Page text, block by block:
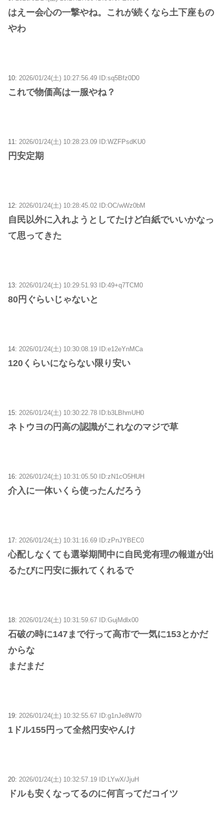
はえー会心の一撃やね。これが続くなら土下座もの
やわ
10: 2026/01/24(土) 10:27:56.49 ID:sq5Bfz0D0
これで物価高は一服やね？
11: 2026/01/24(土) 10:28:23.09 ID:WZFPsdKU0
円安定期
12: 2026/01/24(土) 10:28:45.02 ID:OC/wWz0bM
自民以外に入れようとしてたけど白紙でいいかなっ
て思ってきた
13: 2026/01/24(土) 10:29:51.93 ID:49+q7TCM0
80円ぐらいじゃないと
14: 2026/01/24(土) 10:30:08.19 ID:e12eYnMCa
120くらいにならない限り安い
15: 2026/01/24(土) 10:30:22.78 ID:b3LBhmUH0
ネトウヨの円高の認識がこれなのマジで草
16: 2026/01/24(土) 10:31:05.50 ID:zN1cO5HUH
介入に一体いくら使ったんだろう
17: 2026/01/24(土) 10:31:16.69 ID:zPnJYBEC0
心配しなくても選挙期間中に自民党有理の報道が出
るたびに円安に振れてくれるで
18: 2026/01/24(土) 10:31:59.67 ID:GujMdlx00
石破の時に147まで行って高市で一気に153とかだ
からな
まだまだ
19: 2026/01/24(土) 10:32:55.67 ID:g1nJe8W70
1ドル155円って全然円安やんけ
20: 2026/01/24(土) 10:32:57.19 ID:LYwX/JjuH
ドルも安くなってるのに何言ってだコイツ